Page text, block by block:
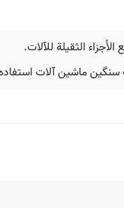
الثقيلة للآلات.
سنگین ماشین آلات